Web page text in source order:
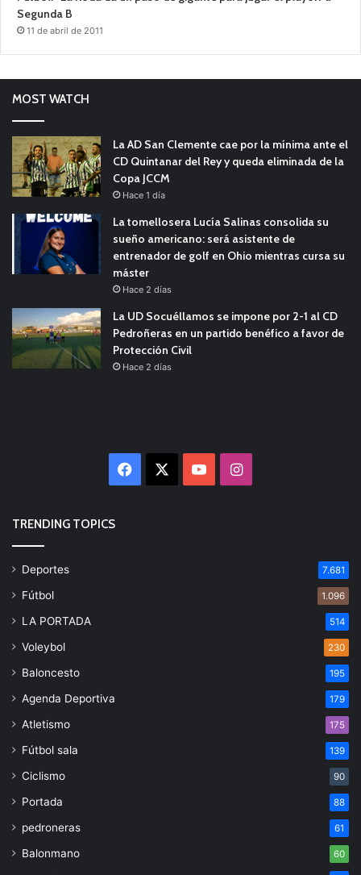
Segunda B
11 de abril de 2011
MOST WATCH
La AD San Clemente cae por la mínima ante el
CD Quintanar del Rey y queda eliminada de la
Copa JCCM
Hace 1 día
La tomellosera Lucía Salinas consolida su
sueño americano: será asistente de
entrenador de golf en Ohio mientras cursa su
máster
Hace 2 días
La UD Socuéllamos se impone por 2-1 al CD
Pedroñeras en un partido benéfico a favor de
Protección Civil
Hace 2 días
Facebook YouTubeInstagram
TRENDING TOPICS
Deportes 7.681
Fútbol 1.096
LA PORTADA 514
Voleybol 230
Baloncesto 195
Agenda Deportiva 179
Atletismo 175
Fútbol sala 139
Ciclismo 90
Portada 88
pedroneras 61
Balonmano 60